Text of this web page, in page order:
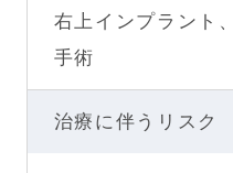
右上インプラント
手術
治療に伴うリスク